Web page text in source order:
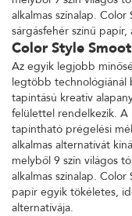
alkalmas színalap.
sárgásfehér színű
Color Style
Az egyik legjobb
legtöbb technológiánál
tapintású kreatív
felülettel rendelkezik.
tapintható prégelési
alkalmas alternatívát
melyből 9 szín világos
alkalmas színalap.
papír egyik tökéletes,
alternatívája.